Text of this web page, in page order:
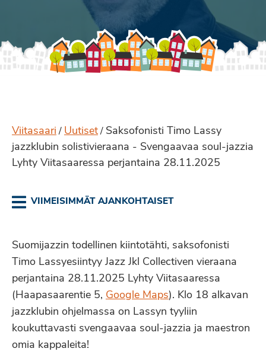
Viitasaari / Uutiset / Saksofonisti Timo Lassy
jazzklubin solistivieraana - Svengaavaa soul-jazzia
Lyhty Viitasaaressa perjantaina 28.11.2025
VIIMEISIMMÄT AJANKOHTAISET
Suomijazzin todellinen kiintotähti, saksofonisti
Timo Lassyesiintyy Jazz Jkl Collectiven vieraana
perjantaina 28.11.2025 Lyhty Viitasaaressa
(Haapasaarentie 5, Google Maps). Klo 18 alkavan
jazzklubin ohjelmassa on Lassyn tyyliin
koukuttavasti svengaavaa soul-jazzia ja maestron
omia kappaleita!